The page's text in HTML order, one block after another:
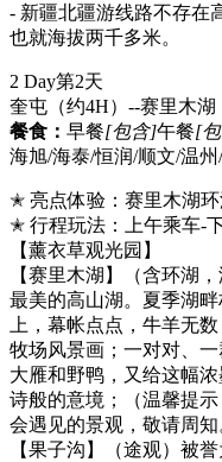
- 新疆北疆游线路不存在
也就海拔两千多米。
2 Day第2天
奎屯（约4H）--赛里木湖
餐食： 早餐[包含]午餐[
海旭/海泰/恒润/顺文/温
✭ 亮点体验：赛里木湖
✭ 行程玩法：上午乘车-
【薰衣草观光园】
【赛里木湖】（含环湖
最美的高山湖。夏季湖
上，幕帐点点，牛羊无
牧场风景画；一对对、
大雁和野鸭，又给这幅
诗般的意境；（温馨提
会遇见的景观，敬请周知
【果子沟】（途观）被